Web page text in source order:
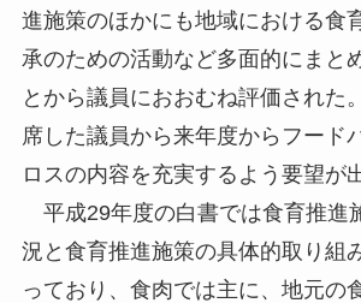
進施策のほかにも地域における食
承のための活動など多面的にまと
とから議員におおむね評価された
席した議員から来年度からフード
ロスの内容を充実するよう要望が
平成29年度の白書では食育推進
況と食育推進施策の具体的取り組
っており、食肉では主に、地元の